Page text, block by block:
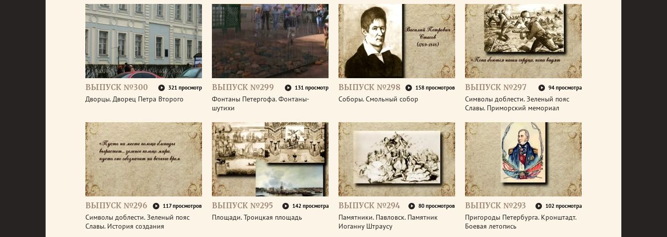
ВЫПУСК №300 321 просмотр
Дворцы. Дворец Петра Второго
ВЫПУСК №299 131 просмотр
Фонтаны Петергофа. Фонтаны-
шутихи
ВЫПУСК №298 158 просмотров
Соборы. Смольный собор
ВЫПУСК №297 94 просмотра
Символы доблести. Зеленый пояс
Славы. Приморский мемориал
ВЫПУСК №296 117 просмотров
Символы доблести. Зеленый пояс
Славы. История создания
ВЫПУСК №295 142 просмотра
Площади. Троицкая площадь
ВЫПУСК №294 80 просмотров
Памятники. Павловск. Памятник
Иоганну Штраусу
ВЫПУСК №293 102 просмотра
Пригороды Петербурга. Кронштадт.
Боевая летопись